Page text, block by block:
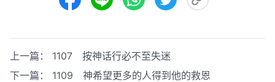
上一篇： 1107 按神话行必不至失迷
下一篇： 1109 神希望更多的人得到他的救恩